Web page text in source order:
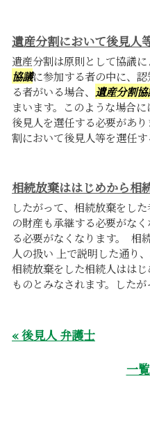
遺産分割において後見人
遺産分割は原則として協議に
協議に参加する者の中に、
る者がいる場合、 遺産分割協
まいます。このような場合
後見人を選任する必要があ
割において後見人等を選任
相続放棄ははじめから相
したがって、相続放棄をし
の財産も承継する必要がなく
る必要がなくなります。 相
人の扱い 上で説明した通り
相続放棄をした相続人はは
ものとみなされます。した
« 後見人 弁護士
一